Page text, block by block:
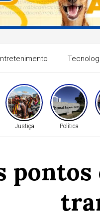
Justiça Política